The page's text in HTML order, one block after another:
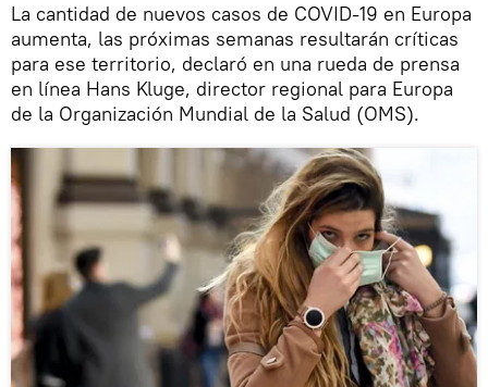
La cantidad de nuevos casos de COVID-19 en Europa
aumenta, las próximas semanas resultarán críticas
para ese territorio, declaró en una rueda de prensa
en línea Hans Kluge, director regional para Europa
de la Organización Mundial de la Salud (OMS).